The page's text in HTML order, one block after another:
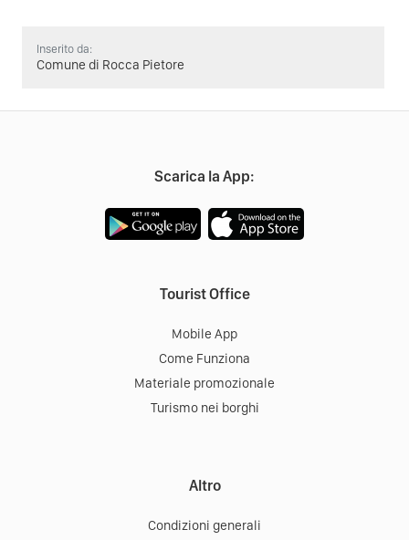
Inserito da:
Comune di Rocca Pietore
Scarica la App:
Tourist Office
Mobile App
Come Funziona
Materiale promozionale
Turismo nei borghi
Altro
Condizioni generali